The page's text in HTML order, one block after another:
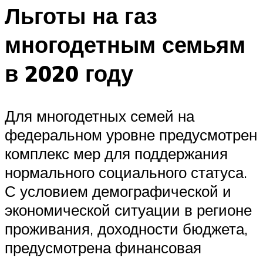
Льготы на газ
многодетным семьям
в 2020 году
Для многодетных семей на
федеральном уровне предусмотрен
комплекс мер для поддержания
нормального социального статуса.
С условием демографической и
экономической ситуации в регионе
проживания, доходности бюджета,
предусмотрена финансовая